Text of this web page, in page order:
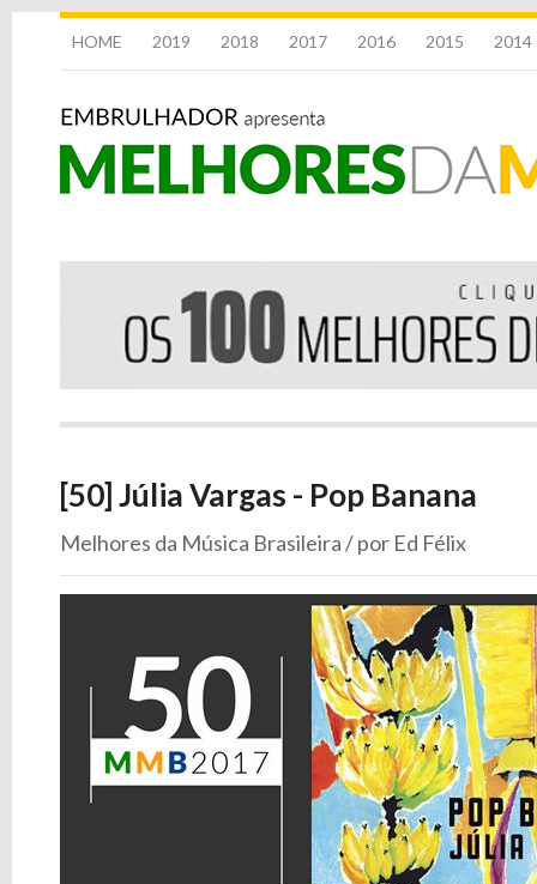
HOME 2019 2018 2017 2016 2015 2014
[50] Júlia Vargas - Pop Banana
Melhores da Música Brasileira / por Ed Félix